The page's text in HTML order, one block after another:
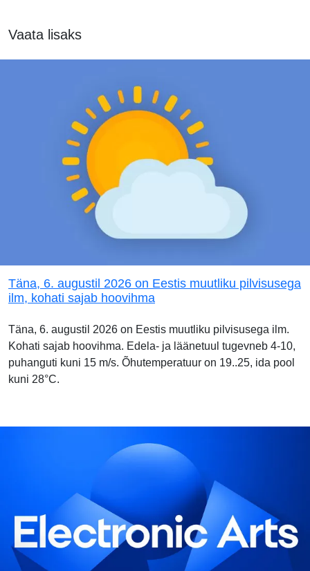
Vaata lisaks
Täna, 6. augustil 2026 on Eestis muutliku pilvisusega
ilm, kohati sajab hoovihma
Täna, 6. augustil 2026 on Eestis muutliku pilvisusega ilm.
Kohati sajab hoovihma. Edela- ja läänetuul tugevneb 4-10,
puhanguti kuni 15 m/s. Õhutemperatuur on 19..25, ida pool
kuni 28°C.